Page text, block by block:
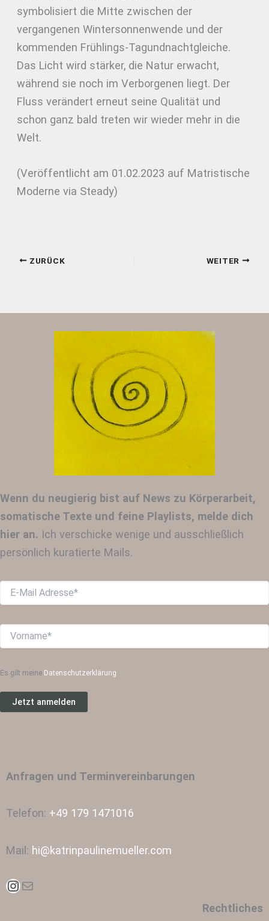
symbolisiert die Mitte zwischen der
vergangenen Wintersonnenwende und der
kommenden Frühlings-Tagundnachtgleiche.
Das Licht wird stärker, die Natur erwacht,
während sie noch im Verborgenen liegt. Der
Fluss verändert erneut seine Qualität und
schon ganz bald treten wir wieder mehr in die
Welt.
(Veröffentlicht am 01.02.2023 auf Matristische
Moderne via Steady)
ZURÜCK WEITER
Wenn du neugierig bist auf News zu Körperarbeit,
somatische Texte und feine Playlists, melde dich
hier an. Ich verschicke wenige und ausschließlich
persönlich kuratierte Mails.
Es gilt meine Datenschutzerklärung
Anfragen und Terminvereinbarungen
Telefon: +49 179 1471016
Mail: hi@katrinpaulinemueller.com
Instagram
E-Mail
Rechtliches